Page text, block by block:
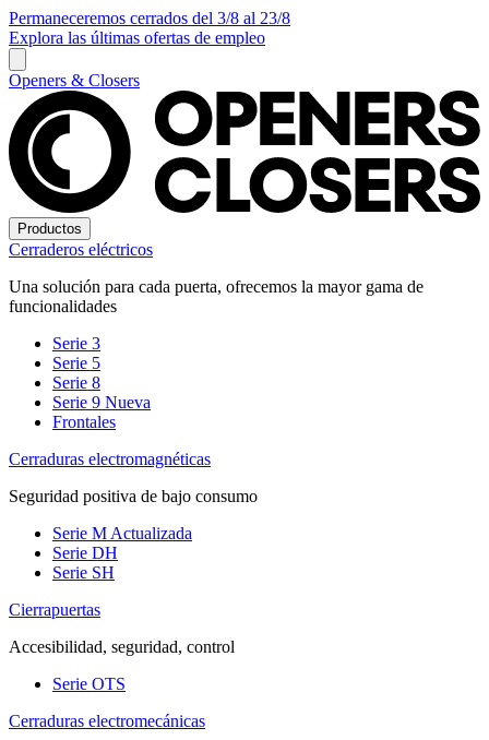
Permaneceremos cerrados del 3/8 al 23/8
Explora las últimas ofertas de empleo
Openers & Closers
Productos
Cerraderos eléctricos
Una solución para cada puerta, ofrecemos la mayor gama de
funcionalidades
Serie 3
Serie 5
Serie 8
Serie 9 Nueva
Frontales
Cerraduras electromagnéticas
Seguridad positiva de bajo consumo
Serie M Actualizada
Serie DH
Serie SH
Cierrapuertas
Accesibilidad, seguridad, control
Serie OTS
Cerraduras electromecánicas